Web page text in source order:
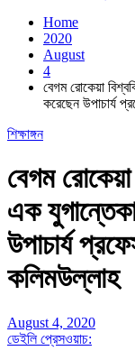
Home
2020
August
4
বেগম রোকেয়া
করেছেন উপাচার্য
শিক্ষাঙ্গন
বেগম রোকেয়া
এক
উপাচার্য
কলিমউল্লাহ
August 4, 2020
ডেইলি প্রেসওয়াচ: